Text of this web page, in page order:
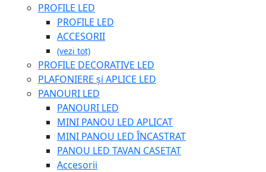
PROFILE LED
PROFILE LED
ACCESORII
(vezi tot)
PROFILE DECORATIVE LED
PLAFONIERE și APLICE LED
PANOURI LED
PANOURI LED
MINI PANOU LED APLICAT
MINI PANOU LED ÎNCASTRAT
PANOU LED TAVAN CASETAT
Accesorii